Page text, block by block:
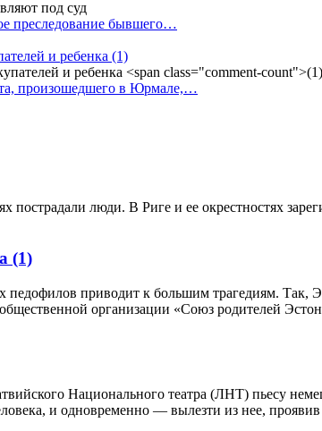
преследование бывшего…
и ребенка (1)
произошедшего в Юрмале,…
люди. В Риге и ее окрестностях
(1)
педофилов приводит к большим трагедиям.
организации «Союз родителей
Национального театра (ЛНТ) пьесу
и одновременно — вылезти из нее,